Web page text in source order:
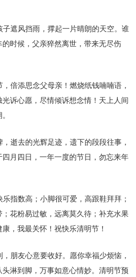
子遮风挡雨，撑起一片晴朗的天空。谁
时候，父亲猝然离世，带来无尽伤
倍添思念父母亲！燃烧纸钱喃喃语，
诉心愿，尽情倾诉想念情！天上人间
逝去的光辉足迹，遗下的段段往事，
月四日，一年一度的节日，勿忘来年
指数高；小脚很可爱，高跟鞋拜拜；
花粉易过敏，远离莫久待；补充水果
，我最关怀！祝快乐清明节！
朋友心意要收好。愿你幸福少烦恼，
淋到脚，万事如意心情妙。清明节预